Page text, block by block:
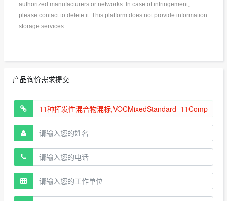
authorized manufacturers or networks. In case of infringement,
please contact to delete it. This platform does not provide information
storage services.
产品询价需求提交